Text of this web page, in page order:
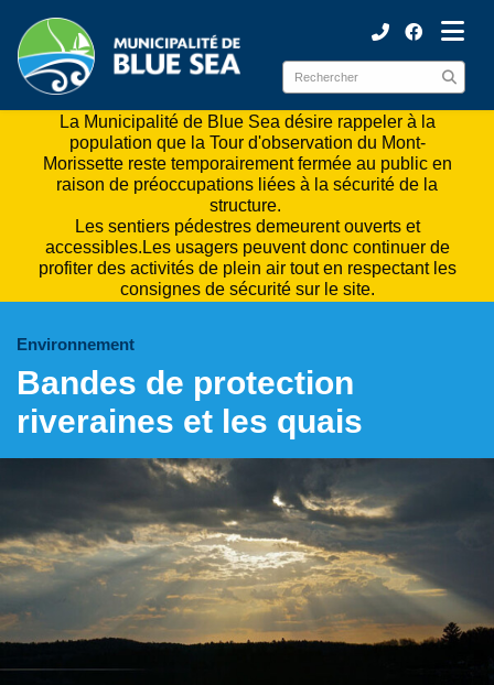
(Municipalité )
(Citoyens )
La Municipalité de Blue Sea désire rappeler à la
population que la Tour d'observation du Mont-
Morissette reste temporairement fermée au public en
raison de préoccupations liées à la sécurité de la
structure.
Les sentiers pédestres demeurent ouverts et
accessibles.Les usagers peuvent donc continuer de
profiter des activités de plein air tout en respectant les
consignes de sécurité sur le site.
Environnement
Bandes de protection
riveraines et les quais